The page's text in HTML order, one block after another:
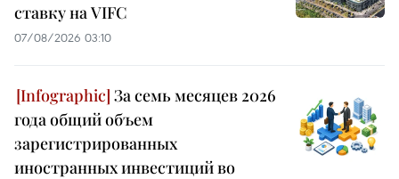
ставку на VIFC
07/08/2026 03:10
За семь месяцев 2026
года общий объем
зарегистрированных
иностранных инвестиций во